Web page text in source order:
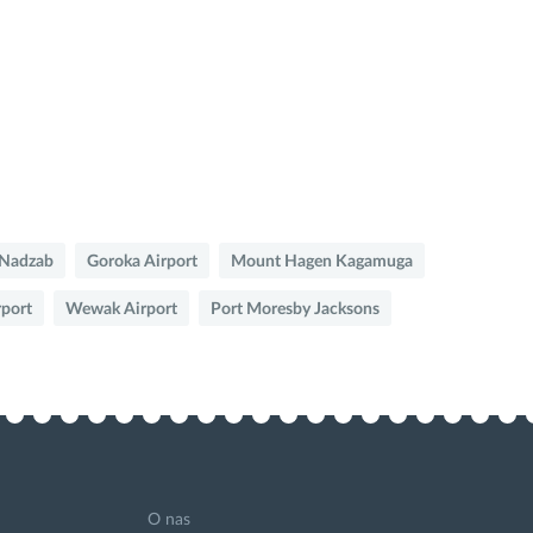
Goroka Airport Mount Hagen Kagamuga
Wewak Airport Port Moresby Jacksons
O nas